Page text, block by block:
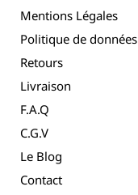
Mentions Légales
Politique de données
Retours
Livraison
F.A.Q
C.G.V
Le Blog
Contact